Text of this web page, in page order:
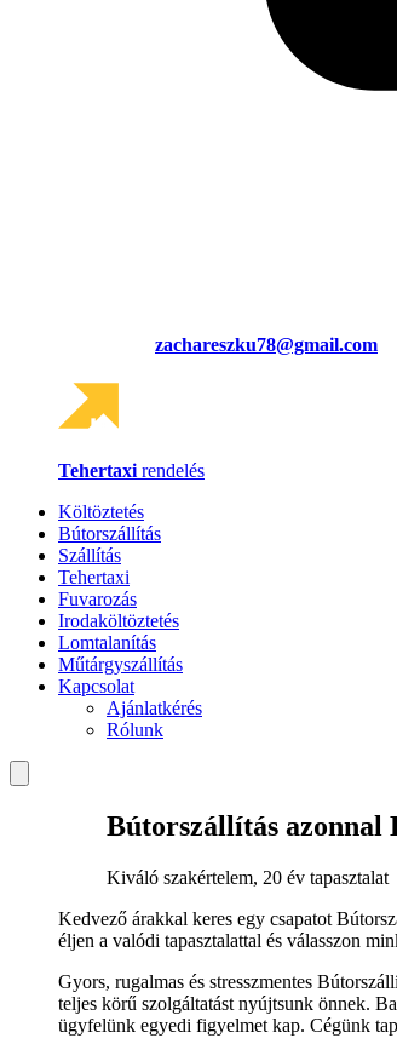
zachareszku78@gmail.com
Tehertaxi rendelés
Költöztetés
Bútorszállítás
Szállítás
Tehertaxi
Fuvarozás
Irodaköltöztetés
Lomtalanítás
Műtárgyszállítás
Kapcsolat
Ajánlatkérés
Rólunk
Bútorszállítás azonnal
Kiváló szakértelem, 20 év tapasztalat
Kedvező árakkal keres egy csapatot
éljen a valódi tapasztalattal és válasszon
Gyors, rugalmas és stresszmentes
teljes körű szolgáltatást nyújtsunk önnek.
ügyfelünk egyedi figyelmet kap. Cégünk